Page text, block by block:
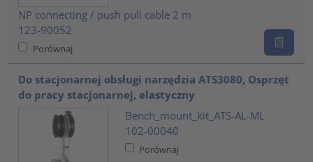
NP connecting / push pull cable 2 m
123-90052
Porównaj
Do stacjonarnej obsługi narzędzia ATS3080, Osprzęt
do pracy stacjonarnej, elastyczny
Bench_mount_kit_ATS-AL-ML
102-00040
Porównaj